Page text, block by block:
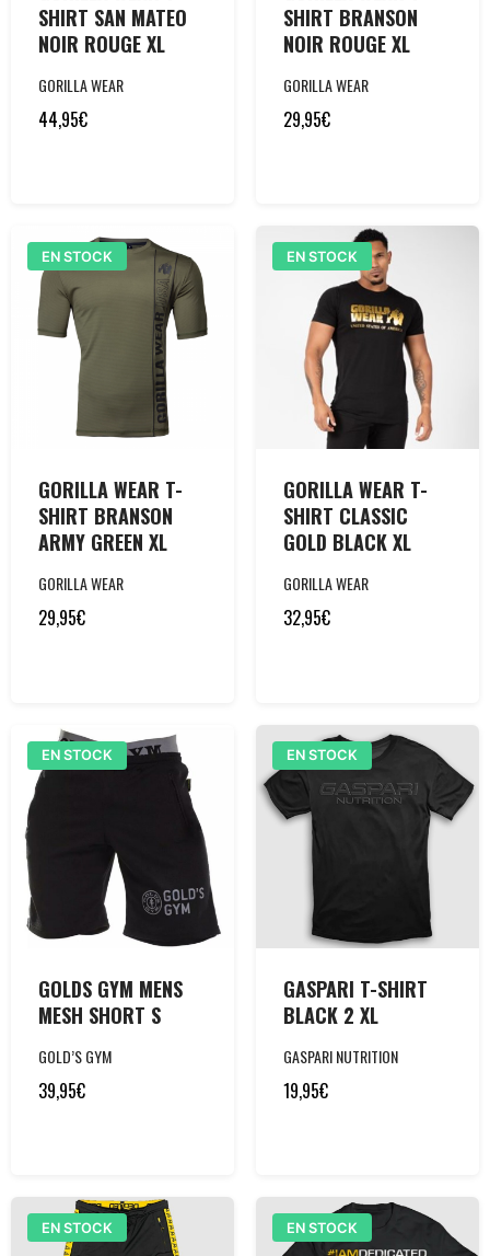
SHIRT SAN MATEO
NOIR ROUGE XL
GORILLA WEAR
44,95€
SHIRT BRANSON
NOIR ROUGE XL
GORILLA WEAR
29,95€
EN STOCK
GORILLA WEAR T-
SHIRT BRANSON
ARMY GREEN XL
GORILLA WEAR
29,95€
EN STOCK
GORILLA WEAR T-
SHIRT CLASSIC
GOLD BLACK XL
GORILLA WEAR
32,95€
EN STOCK
GOLDS GYM MENS
MESH SHORT S
GOLD’S GYM
39,95€
EN STOCK
GASPARI T-SHIRT
BLACK 2 XL
GASPARI NUTRITION
19,95€
EN STOCK EN STOCK